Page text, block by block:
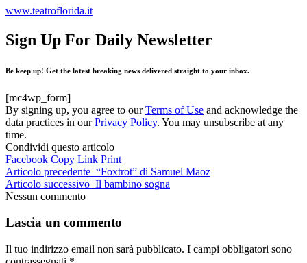
www.teatroflorida.it
Sign Up For Daily Newsletter
Be keep up! Get the latest breaking news delivered straight to your inbox.
[mc4wp_form]
By signing up, you agree to ourTerms of Use and acknowledge the
data practices in ourPrivacy Policy. You may unsubscribe at any
time.
Condividi questo articolo
Facebook Copy Link Print
Articolo precedente “Foxtrot” di Samuel Maoz
Articolo successivo Il bambino sogna
Nessun commento
Lascia un commento
Il tuo indirizzo email non sarà pubblicato. I campi obbligatori sono